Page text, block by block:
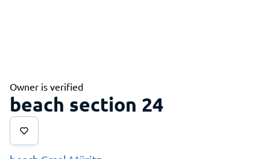
Owner is verified
beach section 24